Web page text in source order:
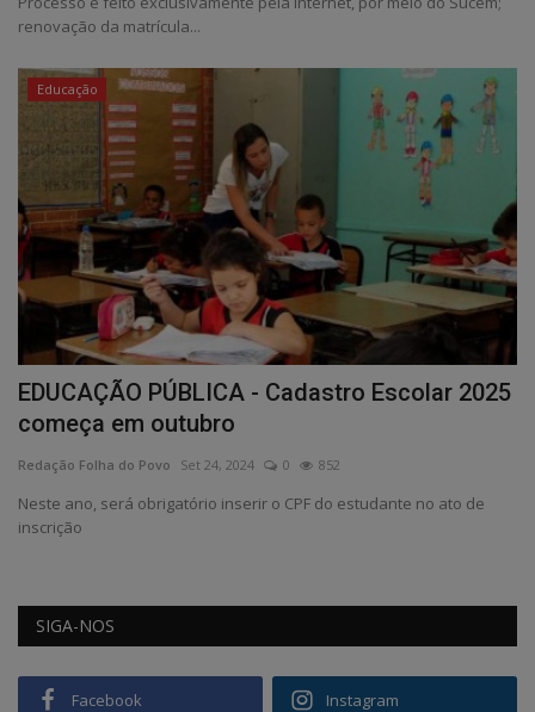
renovação da matrícula...
Educação
EDUCAÇÃO PÚBLICA - Cadastro Escolar 2025
começa em outubro
Redação Folha do Povo Set 24, 2024 0 852
Neste ano, será obrigatório inserir o CPF do estudante no ato de
inscrição
SIGA-NOS
Facebook Instagram